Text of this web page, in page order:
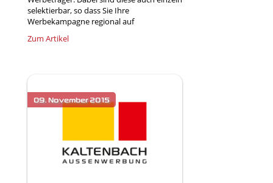
selektierbar, so dass Sie Ihre
Werbekampagne regional auf
Zum Artikel